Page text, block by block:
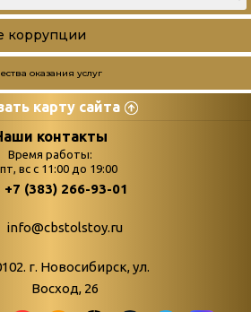
коррупции
оказания услуг
карту сайта
поступлений
Война. Народ.
контакты
Время работы:
вс с 11:00 до 19:00
+7 (383) 266-93-01
info@cbstolstoy.ru
г. Новосибирск, ул.
Восход, 26